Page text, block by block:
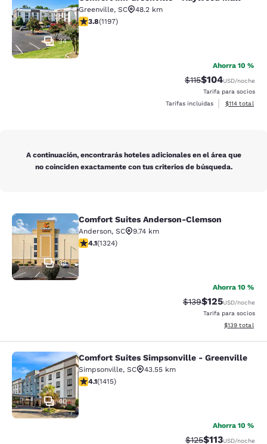
34
Greenville, SC
48.2 km
calificación de 3.83 estrellas. Bueno. 1197 reseñas
3.8(1197)
Ahorra 10 %
Precio tachado:
$115Precio con
$104USD/noche
Tarifa para socios
Tarifas incluidas
Ver detalles
$114 total
A continuación, encontrarás hoteles adicionales en el área que
no coinciden exactamente con tus criterios de búsqueda.
Comfort Suites Anderson-Clemson
33
Comfort Suites Anderson-Clemson
Anderson, SC
9.74 km
calificación de 4.14 estrellas. Muy bueno. 1324 reseñas
4.1(1324)
Ahorra 10 %
Precio tachado:
$139Precio con
$125USD/noche
Tarifa para socios
Ver detalles
$139 total
Comfort Suites Simpsonville -
40
Comfort Suites Simpsonville - Greenville
Simpsonville, SC
43.55 km
calificación de 4.07 estrellas. Muy bueno. 1415
4.1(1415)
Ahorra 10 %
Precio tachado:
$125Precio con
$113USD/noche